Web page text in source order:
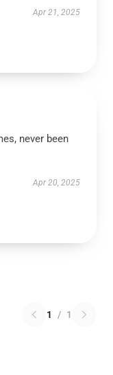
Apr 21, 2025
never been
Apr 20, 2025
1 / 1